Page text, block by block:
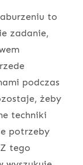
to
zadanie,
podczas
żeby
techniki
potrzeby
tego